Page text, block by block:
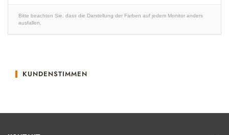
Bitte beachten Sie, dass die Darstellung der Farben auf jedem Monitor anders
ausfallen.
KUNDENSTIMMEN